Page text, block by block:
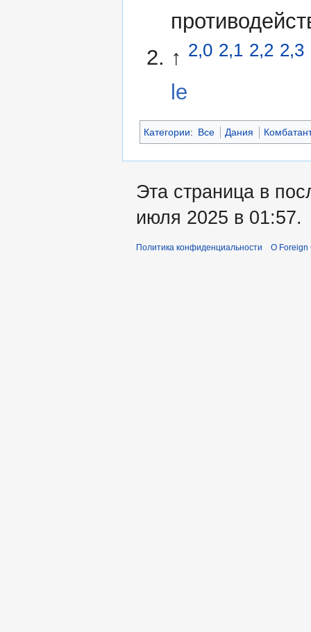
↑ 2,0 2,1 2,2 2,3
le
Категории: Все Дания
Эта страница в
июля 2025 в 01:57.
Политика конфиденциальности О Foreign